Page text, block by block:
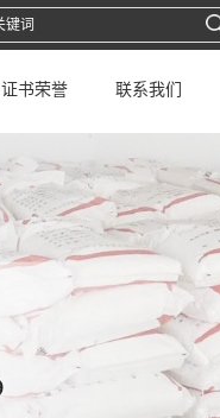
证书荣誉 联系我们